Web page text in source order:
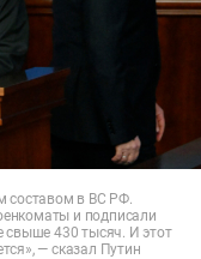
составом в ВС РФ.
и подписали
свыше 430 тысяч. И этот
— сказал Путин